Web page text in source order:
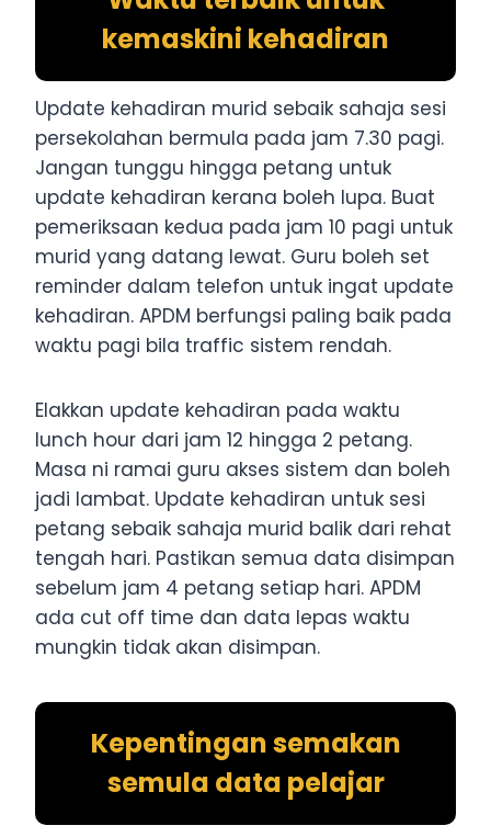
kemaskini kehadiran
Update kehadiran murid sebaik sahaja sesi
persekolahan bermula pada jam 7.30 pagi.
Jangan tunggu hingga petang untuk
update kehadiran kerana boleh lupa. Buat
pemeriksaan kedua pada jam 10 pagi untuk
murid yang datang lewat. Guru boleh set
reminder dalam telefon untuk ingat update
kehadiran. APDM berfungsi paling baik pada
waktu pagi bila traffic sistem rendah.
Elakkan update kehadiran pada waktu
lunch hour dari jam 12 hingga 2 petang.
Masa ni ramai guru akses sistem dan boleh
jadi lambat. Update kehadiran untuk sesi
petang sebaik sahaja murid balik dari rehat
tengah hari. Pastikan semua data disimpan
sebelum jam 4 petang setiap hari. APDM
ada cut off time dan data lepas waktu
mungkin tidak akan disimpan.
Kepentingan semakan
semula data pelajar